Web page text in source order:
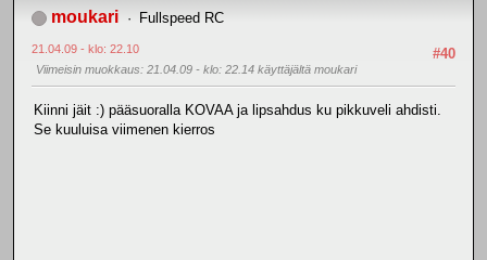
moukari Fullspeed RC
#40
21.04.09 - klo: 22.10
Viimeisin muokkaus: 21.04.09 - klo: 22.14 käyttäjältä moukari
Kiinni jäit :) pääsuoralla KOVAA ja lipsahdus ku pikkuveli ahdisti.
Se kuuluisa viimenen kierros